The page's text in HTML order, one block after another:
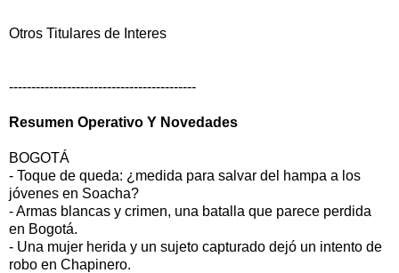
Otros Titulares de Interes
------------------------------------------
Resumen Operativo Y Novedades
BOGOTÁ
- Toque de queda: ¿medida para salvar del hampa a los
jóvenes en Soacha?
- Armas blancas y crimen, una batalla que parece perdida
en Bogotá.
- Una mujer herida y un sujeto capturado dejó un intento de
robo en Chapinero.